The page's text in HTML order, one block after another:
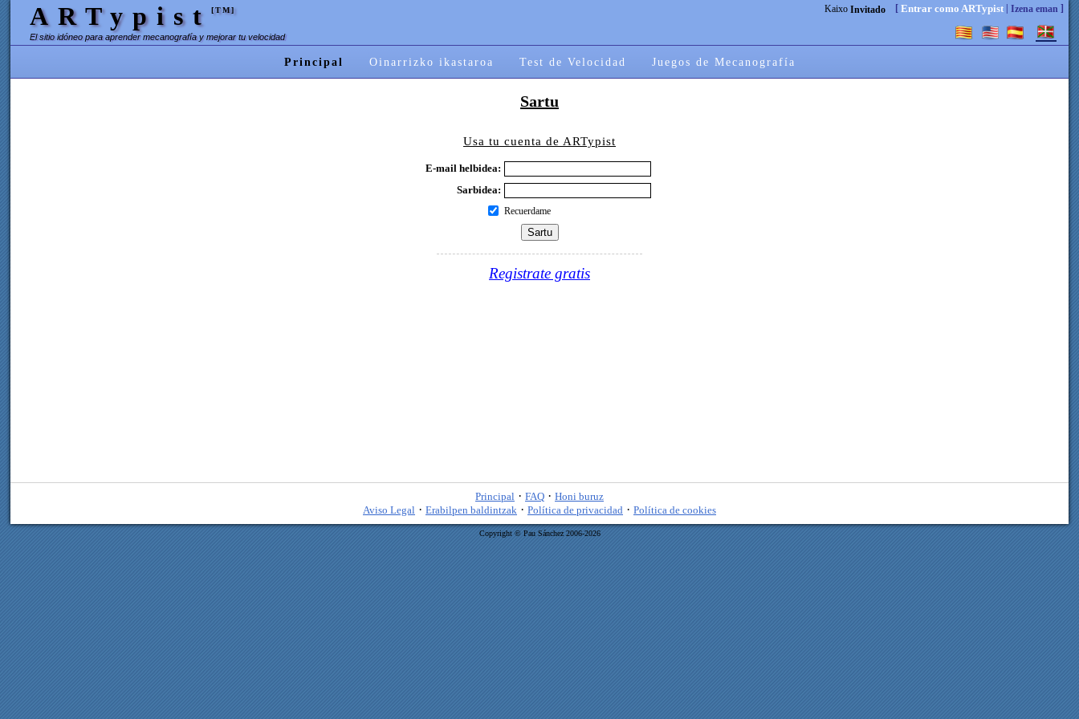
ARTypist[TM]
El sitio idóneo para aprender mecanografía y mejorar tu velocidad
Kaixo Invitado [ Entrar como ARTypist| Izena eman ]
Principal Oinarrizko ikastaroa Test de Velocidad Juegos de Mecanografía
Sartu
Usa tu cuenta de ARTypist
E-mail helbidea:
Sarbidea:
Recuerdame
Registrate gratis
Principal · FAQ · Honi buruz
Aviso Legal · Erabilpen baldintzak · Política de privacidad · Política de cookies
Copyright © Pau Sánchez 2006-2026